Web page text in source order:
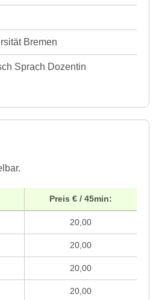
Bremen
Sprach Dozentin
Preis € / 45min:
20,00
20,00
20,00
20,00